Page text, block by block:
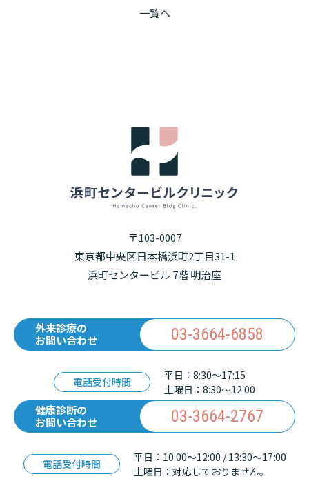
一覧へ
〒103-0007
東京都中央区日本橋浜町2丁目31-1
浜町センタービル 7階 明治座
外来診療の
お問い合わせ
03-3664-6858
電話受付時間
平日：8:30〜17:15
土曜日：8:30〜12:00
健康診断の
お問い合わせ
03-3664-2767
電話受付時間
平日：10:00〜12:00 / 13:30〜17:00
土曜日：対応しておりません。